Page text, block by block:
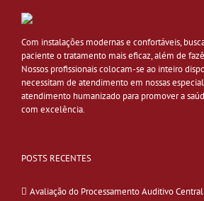
Com instalações modernas e confortáveis,
paciente o tratamento mais eficaz, além de
Nossos profissionais colocam-se ao inteiro
necessitam de atendimento em nossas
atendimento humanizado para promover a
com excelência.
POSTS RECENTES
Avaliação do Processamento Auditivo Central